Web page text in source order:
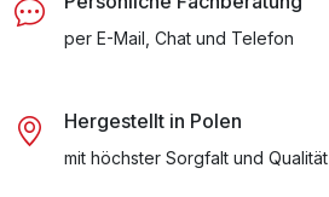
per E-Mail, Chat und Telefon
Hergestellt in Polen
mit höchster Sorgfalt und Qualität